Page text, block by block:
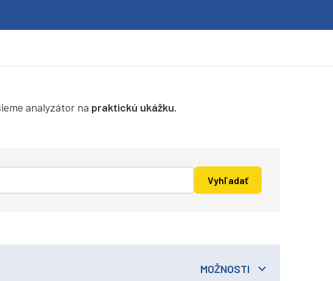
analyzátor na praktickú ukážku.
MOŽNOSTI